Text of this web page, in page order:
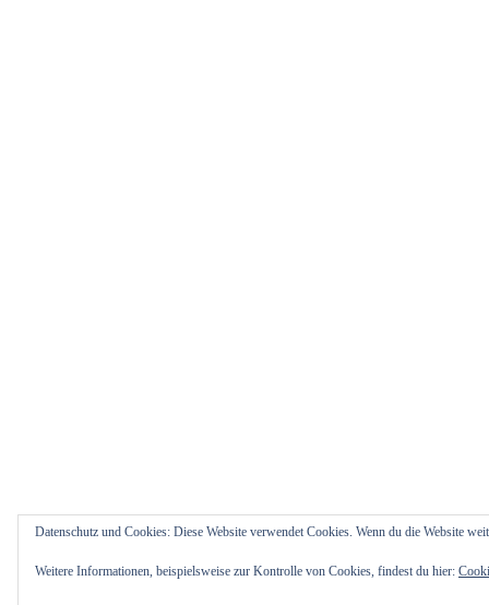
Datenschutz und Cookies: Diese Website verwendet Cookies. Wenn du die Website
Weitere Informationen, beispielsweise zur Kontrolle von Cookies, findest du hier: